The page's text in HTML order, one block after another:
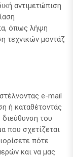
αντιμετώπιση
όπως λήψη
τεχνικών μοντάζ
e-mail
ή καταθέτοντάς
του
που σχετίζεται
πότε
και να μας